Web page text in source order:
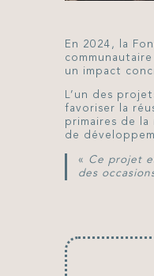
En 2024, la
un impact
L’un des
favoriser la
primaires de
de
« Ce projet
des